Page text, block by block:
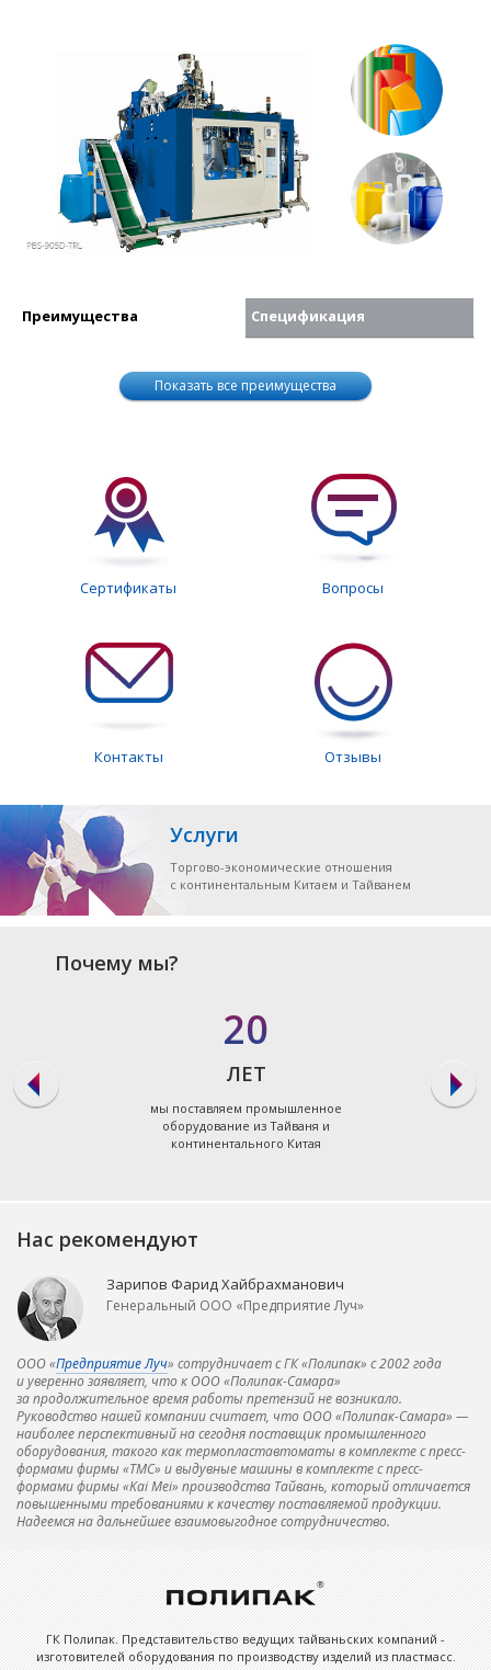
Преимущества Спецификация
Показать все преимущества
Сертификаты Вопросы
Контакты Отзывы
Услуги
Торгово-экономические отношения
с континентальным Китаем и Тайванем
Почему мы?
20
ЛЕТ
мы поставляем промышленное
оборудование из Тайваня и
континентального Китая
Нас рекомендуют
Зарипов Фарид Хайбрахманович
Генеральный ООО «Предприятие Луч»
ООО «Предприятие Луч» сотрудничает с ГК «Полипак» с 2002 года
и уверенно заявляет, что к ООО «Полипак-Самара»
за продолжительное время работы претензий не возникало.
Руководство нашей компании считает, что ООО «Полипак-Самара» —
наиболее перспективный на сегодня поставщик промышленного
оборудования, такого как термопластавтоматы в комплекте с пресс-
формами фирмы «ТМС» и выдувные машины в комплекте с пресс-
формами фирмы «Kai Mei» производства Тайвань, который отличается
повышенными требованиями к качеству поставляемой продукции.
Надеемся на дальнейшее взаимовыгодное сотрудничество.
ГК Полипак. Представительство ведущих тайваньских компаний -
изготовителей оборудования по производству изделий из пластмасс.